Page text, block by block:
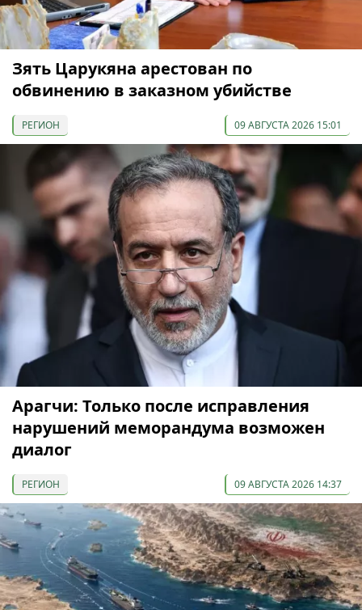
Зять Царукяна арестован по
обвинению в заказном убийстве
РЕГИОН 09 АВГУСТА 2026 15:01
Арагчи: Только после исправления
нарушений меморандума возможен
диалог
РЕГИОН 09 АВГУСТА 2026 14:37